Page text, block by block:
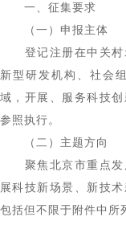
一、征集要求
（一）申报主体
登记注册在中关村
新型研发机构、社会
域，开展、服务科技
参照执行。
（二）主题方向
聚焦北京市重点发
展科技新场景、新技
包括但不限于附件中所